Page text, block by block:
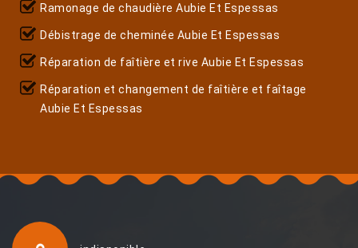
Ramonage de chaudière Aubie Et Espessas
Débistrage de cheminée Aubie Et Espessas
Réparation de faîtière et rive Aubie Et Espessas
Réparation et changement de faîtière et faîtage
Aubie Et Espessas